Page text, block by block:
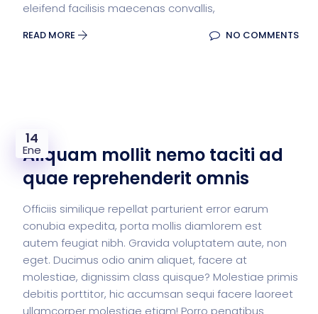
eleifend facilisis maecenas convallis,
READ MORE NO COMMENTS
14
Ene
Aliquam mollit nemo taciti ad
quae reprehenderit omnis
Officiis similique repellat parturient error earum
conubia expedita, porta mollis diamlorem est
autem feugiat nibh. Gravida voluptatem aute, non
eget. Ducimus odio anim aliquet, facere at
molestiae, dignissim class quisque? Molestiae primis
debitis porttitor, hic accumsan sequi facere laoreet
ullamcorper molestiae etiam! Porro penatibus